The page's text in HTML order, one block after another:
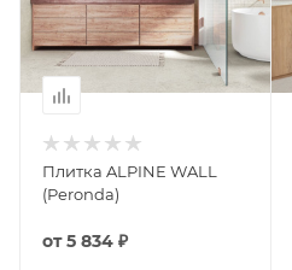
Плитка ALPINE WALL
(Peronda)
от5 834 ₽